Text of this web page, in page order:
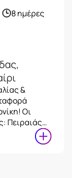
8 ημέρες
&
Οι
Πειραιάς…